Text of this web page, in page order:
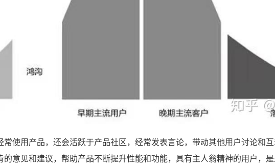
常使用产品，还会活跃于产品社区，经常发表言论，带动其他用户讨论和
意见和建议，帮助产品不断提升性能和功能，具有主人翁精神的用户，是